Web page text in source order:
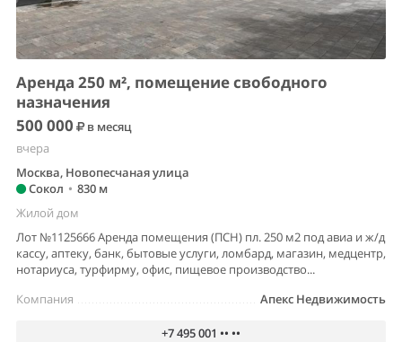
Аренда 250 м², помещение свободного
назначения
500 000
в месяц
вчера
Москва, Новопесчаная улица
Сокол • 830 м
Жилой дом
Лот №1125666 Аренда помещения (ПСН) пл. 250 м2 под авиа и ж/д
кассу, аптеку, банк, бытовые услуги, ломбард, магазин, медцентр,
нотариуса, турфирму, офис, пищевое производство...
Апекс Недвижимость
Компания
+7 495 001 •• ••